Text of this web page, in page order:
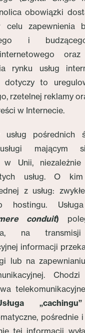
obowiązki
celu zapewnienia
i
oraz
rynku usług
dotyczy to
rzetelnej reklamy
w Internecie.
pośrednich
mającym
w Unii,
usług. O
z usług:
hostingu. Usługa
conduit)
na
informacji
lub na
„cachingu”
pośrednie
tej informacji